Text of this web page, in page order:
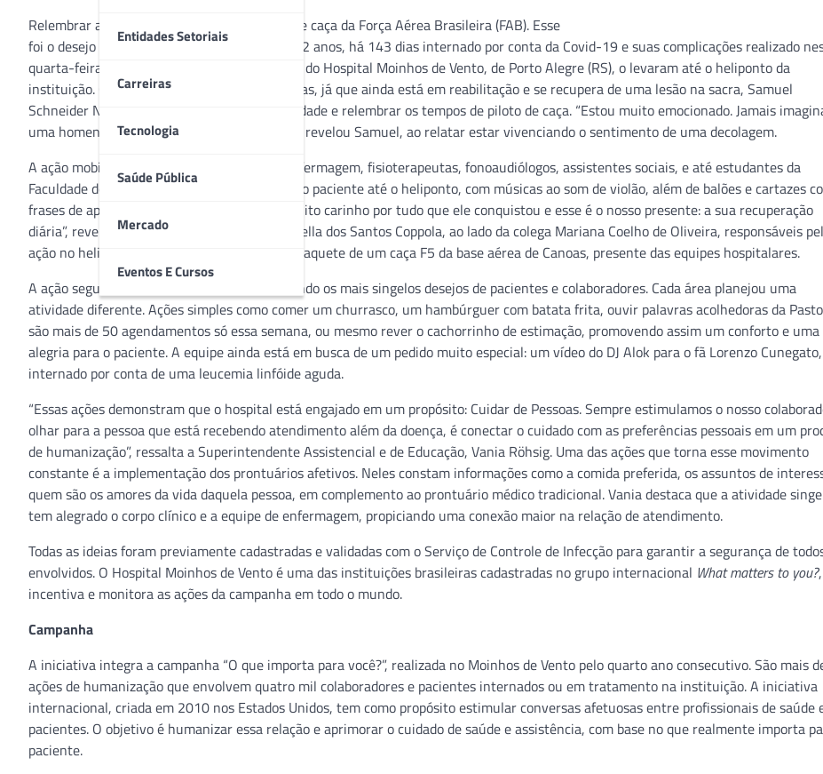
Entidades Setoriais
Carreiras
Tecnologia
Saúde Pública
Mercado
Eventos E Cursos
Relembrar a sensação de voar em um avião de caça da Força Aérea Brasileira (FAB). Esse
foi o desejo do piloto aposentado da FAB, de 82 anos, há 143 dias internado por conta da Covid-19 e suas complicações realizado
quarta-feira (8), quando equipes assistenciais do Hospital Moinhos de Vento, de Porto Alegre (RS), o levaram até o heliponto da
instituição. Conduzido em uma cadeira de rodas, já que ainda está em reabilitação e se recupera de uma lesão na sacra, Samuel
Schneider Netto pôde aproveitar a vista da cidade e relembrar os tempos de piloto de caça. “Estou muito emocionado. Jamais
uma homenagem tão espontânea como essa”, revelou Samuel, ao relatar estar vivenciando o sentimento de uma decolagem.
A ação mobilizou enfermeiros, técnicos de enfermagem, fisioterapeutas, fonoaudiólogos, assistentes sociais, e até estudantes da
Faculdade de Enfermagem. O grupo conduziu o paciente até o heliponto, com músicas ao som de violão, além de balões e cartazes
frases de apoio. “Preparamos esse dia com muito carinho por tudo que ele conquistou e esse é o nosso presente: a sua recuperação
diária”, revelou emocionada a enfermeira Isabella dos Santos Coppola, ao lado da colega Mariana Coelho de Oliveira, responsáveis
ação no heliponto. Samuel ganhou até uma maquete de um caça F5 da base aérea de Canoas, presente das equipes hospitalares.
A ação segue durante toda a semana, realizando os mais singelos desejos de pacientes e colaboradores. Cada área planejou uma
atividade diferente. Ações simples como comer um churrasco, um hambúrguer com batata frita, ouvir palavras acolhedoras da
são mais de 50 agendamentos só essa semana, ou mesmo rever o cachorrinho de estimação, promovendo assim um conforto e uma
alegria para o paciente. A equipe ainda está em busca de um pedido muito especial: um vídeo do DJ Alok para o fã Lorenzo Cunegato,
internado por conta de uma leucemia linfóide aguda.
“Essas ações demonstram que o hospital está engajado em um propósito: Cuidar de Pessoas. Sempre estimulamos o nosso
olhar para a pessoa que está recebendo atendimento além da doença, é conectar o cuidado com as preferências pessoais em um
de humanização”, ressalta a Superintendente Assistencial e de Educação, Vania Röhsig. Uma das ações que torna esse movimento
constante é a implementação dos prontuários afetivos. Neles constam informações como a comida preferida, os assuntos de
quem são os amores da vida daquela pessoa, em complemento ao prontuário médico tradicional. Vania destaca que a atividade
tem alegrado o corpo clínico e a equipe de enfermagem, propiciando uma conexão maior na relação de atendimento.
Todas as ideias foram previamente cadastradas e validadas com o Serviço de Controle de Infecção para garantir a segurança de
envolvidos. O Hospital Moinhos de Vento é uma das instituições brasileiras cadastradas no grupo internacional What matters to you?
incentiva e monitora as ações da campanha em todo o mundo.
Campanha
A iniciativa integra a campanha “O que importa para você?”, realizada no Moinhos de Vento pelo quarto ano consecutivo. São mais
ações de humanização que envolvem quatro mil colaboradores e pacientes internados ou em tratamento na instituição. A iniciativa
internacional, criada em 2010 nos Estados Unidos, tem como propósito estimular conversas afetuosas entre profissionais de saúde
pacientes. O objetivo é humanizar essa relação e aprimorar o cuidado de saúde e assistência, com base no que realmente importa
paciente.